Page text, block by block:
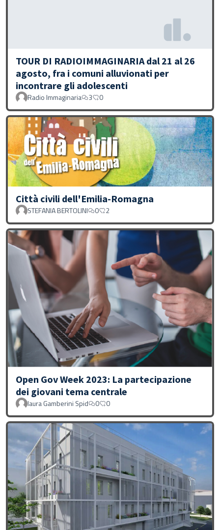
TOUR DI RADIOIMMAGINARIA dal 21 al 26
agosto, fra i comuni alluvionati per
incontrare gli adolescenti
Radio Immaginaria 3 0
Città civili dell'Emilia-Romagna
STEFANIA BERTOLINI 0 2
Open Gov Week 2023: La partecipazione
dei giovani tema centrale
laura Gamberini Spid 0 0